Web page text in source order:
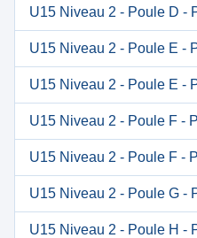
U15 Niveau 2 - Poule D -
U15 Niveau 2 - Poule E -
U15 Niveau 2 - Poule E -
U15 Niveau 2 - Poule F -
U15 Niveau 2 - Poule F -
U15 Niveau 2 - Poule G -
U15 Niveau 2 - Poule H -